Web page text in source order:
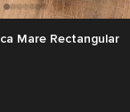
Mare Rectangular